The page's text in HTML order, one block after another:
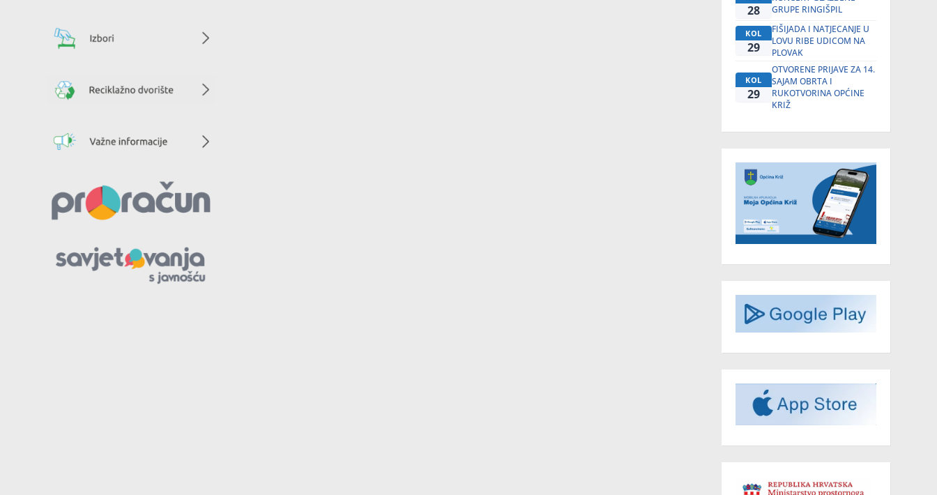
28
GRUPE RINGIŠPIL
KOL
29
FIŠIJADA I NATJECANJE U
LOVU RIBE UDICOM NA
PLOVAK
KOL
29
OTVORENE PRIJAVE ZA 14.
SAJAM OBRTA I
RUKOTVORINA OPĆINE
KRIŽ